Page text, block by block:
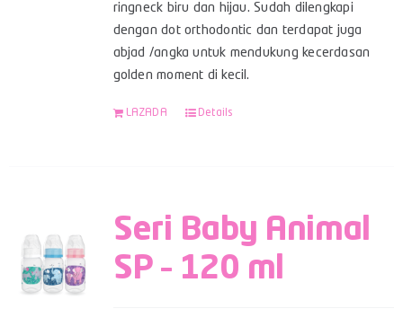
ringneck biru dan hijau. Sudah dilengkapi
dengan dot orthodontic dan terdapat juga
abjad /angka untuk mendukung kecerdasan
golden moment di kecil.
LAZADA Details
Seri Baby Animal
SP – 120 ml